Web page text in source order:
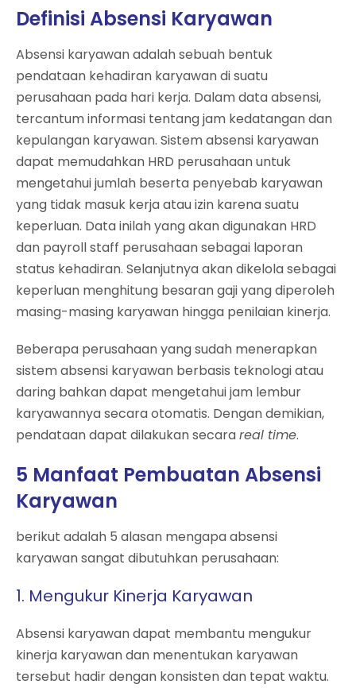
Definisi Absensi Karyawan
Absensi karyawan adalah sebuah bentuk
pendataan kehadiran karyawan di suatu
perusahaan pada hari kerja. Dalam data absensi,
tercantum informasi tentang jam kedatangan dan
kepulangan karyawan. Sistem absensi karyawan
dapat memudahkan HRD perusahaan untuk
mengetahui jumlah beserta penyebab karyawan
yang tidak masuk kerja atau izin karena suatu
keperluan. Data inilah yang akan digunakan HRD
dan payroll staff perusahaan sebagai laporan
status kehadiran. Selanjutnya akan dikelola sebagai
keperluan menghitung besaran gaji yang diperoleh
masing-masing karyawan hingga penilaian kinerja.
Beberapa perusahaan yang sudah menerapkan
sistem absensi karyawan berbasis teknologi atau
daring bahkan dapat mengetahui jam lembur
karyawannya secara otomatis. Dengan demikian,
pendataan dapat dilakukan secarareal time.
5 Manfaat Pembuatan Absensi
Karyawan
berikut adalah 5 alasan mengapa absensi
karyawan sangat dibutuhkan perusahaan:
1. Mengukur Kinerja Karyawan
Absensi karyawan dapat membantu mengukur
kinerja karyawan dan menentukan karyawan
tersebut hadir dengan konsisten dan tepat waktu.